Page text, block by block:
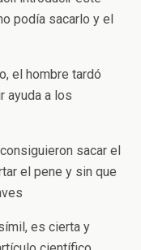
podía sacarlo y el
el hombre tardó
ayuda a los
sacar el
el pene y sin que
es cierta y